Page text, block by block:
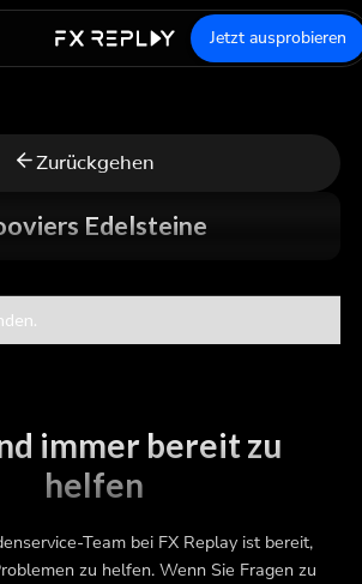
Jetzt ausprobieren
Zurückgehen
Edelsteine
immer bereit zu
helfen
Team bei FX Replay ist bereit,
zu helfen. Wenn Sie Fragen zu